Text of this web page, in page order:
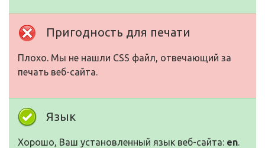
Пригодность для печати
Плохо. Мы не нашли CSS файл, отвечающий за
печать веб-сайта.
Язык
Хорошо, Ваш установленный язык веб-сайта: en.